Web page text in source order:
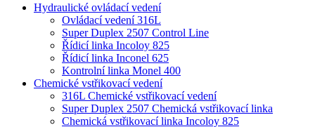
Hydraulické ovládací vedení
Ovládací vedení 316L
Super Duplex 2507 Control Line
Řídicí linka Incoloy 825
Řídicí linka Inconel 625
Kontrolní linka Monel 400
Chemické vstřikovací vedení
316L Chemické vstřikovací vedení
Super Duplex 2507 Chemická vstřikovací linka
Chemická vstřikovací linka Incoloy 825